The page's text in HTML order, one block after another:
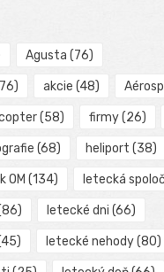
Agusta (76)
akcie (48)
(58) firmy(26)
(68) heliport (38)
OM (134) letecká
letecké dni (66)
letecké nehody(80)